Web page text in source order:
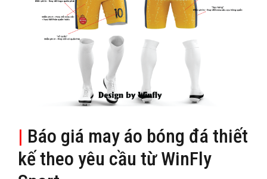
| Báo giá may áo bóng đá thiết
kế theo yêu cầu từ WinFly